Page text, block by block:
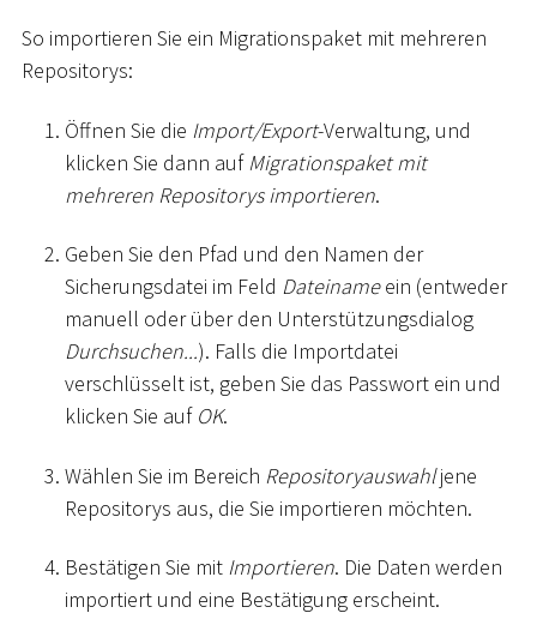
So importieren Sie ein Migrationspaket mit mehreren
Repositorys:
Öffnen Sie die Import/Export-Verwaltung, und
klicken Sie dann auf Migrationspaket mit
mehreren Repositorys importieren.
Geben Sie den Pfad und den Namen der
Sicherungsdatei im Feld Dateinameein (entweder
manuell oder über den Unterstützungsdialog
Durchsuchen...). Falls die Importdatei
verschlüsselt ist, geben Sie das Passwort ein und
klicken Sie auf OK.
Wählen Sie im Bereich Repositoryauswahljene
Repositorys aus, die Sie importieren möchten.
Bestätigen Sie mit Importieren. Die Daten werden
importiert und eine Bestätigung erscheint.